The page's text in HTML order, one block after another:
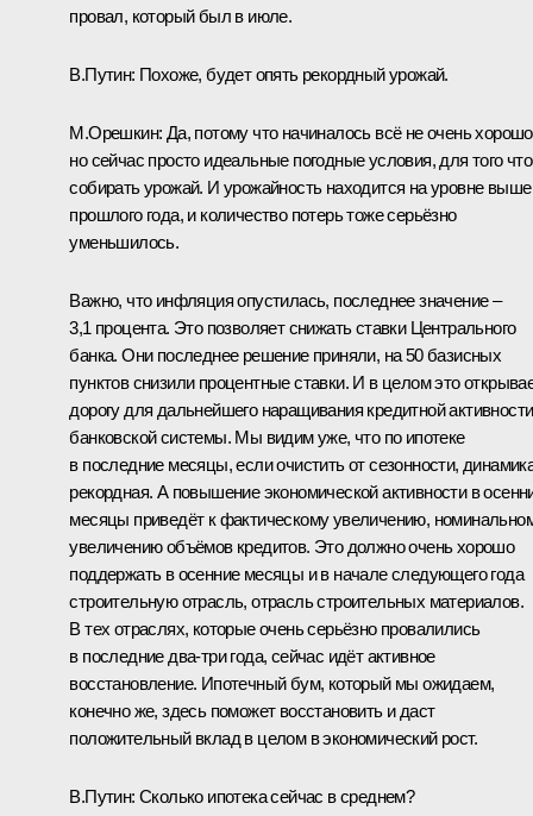
провал, который был в июле.
В.Путин: Похоже, будет опять рекордный урожай.
М.Орешкин: Да, потому что начиналось всё не очень
но сейчас просто идеальные погодные условия, для того
собирать урожай. И урожайность находится на уровне выше
прошлого года, и количество потерь тоже серьёзно
уменьшилось.
Важно, что инфляция опустилась, последнее значение –
3,1 процента. Это позволяет снижать ставки Центрального
банка. Они последнее решение приняли, на 50 базисных
пунктов снизили процентные ставки. И в целом это
дорогу для дальнейшего наращивания кредитной активности
банковской системы. Мы видим уже, что по ипотеке
в последние месяцы, если очистить от сезонности,
рекордная. А повышение экономической активности в
месяцы приведёт к фактическому увеличению,
увеличению объёмов кредитов. Это должно очень хорошо
поддержать в осенние месяцы и в начале следующего года
строительную отрасль, отрасль строительных материалов.
В тех отраслях, которые очень серьёзно провалились
в последние два-три года, сейчас идёт активное
восстановление. Ипотечный бум, который мы ожидаем,
конечно же, здесь поможет восстановить и даст
положительный вклад в целом в экономический рост.
В.Путин: Сколько ипотека сейчас в среднем?